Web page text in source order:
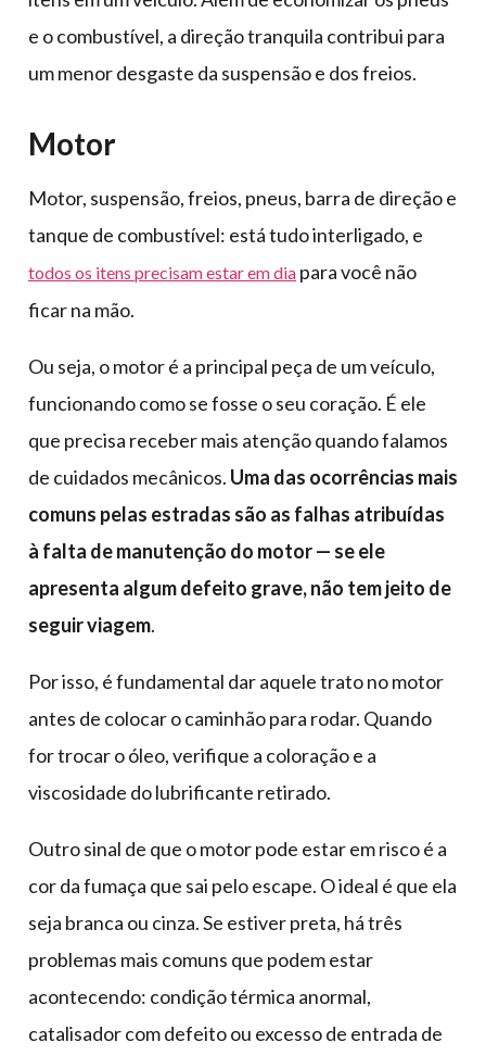
e o combustível, a direção tranquila contribui para
um menor desgaste da suspensão e dos freios.
Motor
Motor, suspensão, freios, pneus, barra de direção e
tanque de combustível: está tudo interligado, e
todos os itens precisam estar em dia para você não
ficar na mão.
Ou seja, o motor é a principal peça de um veículo,
funcionando como se fosse o seu coração. É ele
que precisa receber mais atenção quando falamos
de cuidados mecânicos. Uma das ocorrências mais
comuns pelas estradas são as falhas atribuídas
à falta de manutenção do motor — se ele
apresenta algum defeito grave, não tem jeito de
seguir viagem.
Por isso, é fundamental dar aquele trato no motor
antes de colocar o caminhão para rodar. Quando
for trocar o óleo, verifique a coloração e a
viscosidade do lubrificante retirado.
Outro sinal de que o motor pode estar em risco é a
cor da fumaça que sai pelo escape. O ideal é que ela
seja branca ou cinza. Se estiver preta, há três
problemas mais comuns que podem estar
acontecendo: condição térmica anormal,
catalisador com defeito ou excesso de entrada de